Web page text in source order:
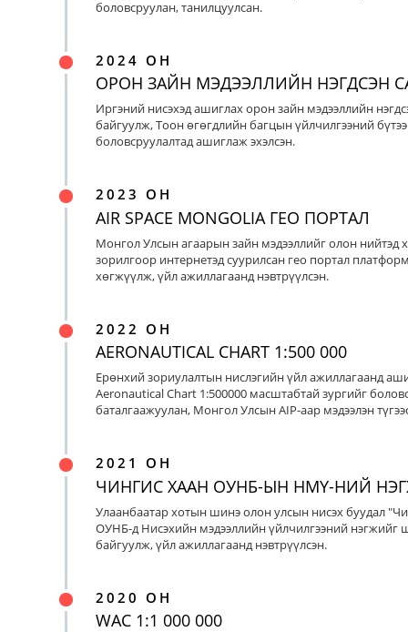
боловсруулан, танилцуулсан.
2024 ОН
ОРОН ЗАЙН МЭДЭЭЛЛИЙН НЭГДСЭН
Иргэний нисэхэд ашиглах орон зайн мэдээллийн
байгуулж, Тоон өгөгдлийн багцын үйлчилгээний
боловсруулалтад ашиглаж эхэлсэн.
2023 ОН
AIR SPACE MONGOLIA ГЕО ПОРТАЛ
Монгол Улсын агаарын зайн мэдээллийг олон нийтэд
зорилгоор интернетэд суурилсан гео портал
хөгжүүлж, үйл ажиллагаанд нэвтрүүлсэн.
2022 ОН
AERONAUTICAL CHART 1:500 000
Ерөнхий зориулалтын нислэгийн үйл ажиллагаанд
Aeronautical Chart 1:500000 масштабтай зургийг
баталгаажуулан, Монгол Улсын AIP-аар мэдээлэн
2021 ОН
ЧИНГИС ХААН ОУНБ-ЫН НМҮ-НИЙ
Улаанбаатар хотын шинэ олон улсын нисэх буудал
ОУНБ-д Нисэхийн мэдээллийн үйлчилгээний нэгжийг
байгуулж, үйл ажиллагаанд нэвтрүүлсэн.
2020 ОН
WAC 1:1 000 000